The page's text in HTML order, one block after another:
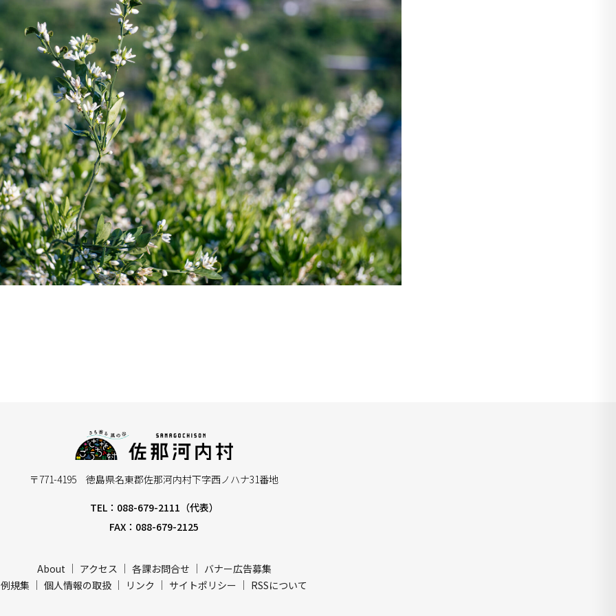
〒771-4195 徳島県名東郡佐那河内村下字西ノハナ31番地
TEL：088-679-2111（代表）
FAX：088-679-2125
About アクセス 各課お問合せ
バナー広告募集
例規集
個人情報の取扱 リンク サイトポリシー RSSについて